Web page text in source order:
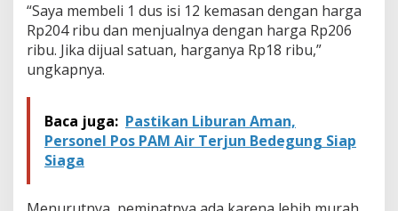
“Saya membeli 1 dus isi 12 kemasan dengan harga
Rp204 ribu dan menjualnya dengan harga Rp206
ribu. Jika dijual satuan, harganya Rp18 ribu,”
ungkapnya.
Baca juga: Pastikan Liburan Aman,
Personel Pos PAM Air Terjun Bedegung Siap
Siaga